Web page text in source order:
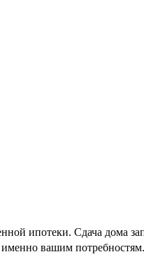
ипотеки. Сдача дома
вашим